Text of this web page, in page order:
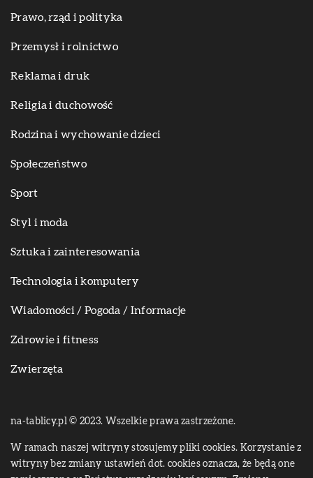
Prawo, rząd i polityka
Przemysł i rolnictwo
Reklama i druk
Religia i duchowość
Rodzina i wychowanie dzieci
Społeczeństwo
Sport
Styl i moda
Sztuka i zainteresowania
Technologia i komputery
Wiadomości / Pogoda / Informacje
Zdrowie i fitness
Zwierzęta
na-tablicy.pl © 2023. Wszelkie prawa zastrzeżone.
W ramach naszej witryny stosujemy pliki cookies. Korzystanie z
witryny bez zmiany ustawień dot. cookies oznacza, że będą one